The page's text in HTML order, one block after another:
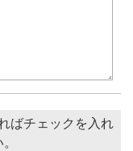
ばチェックを入れ